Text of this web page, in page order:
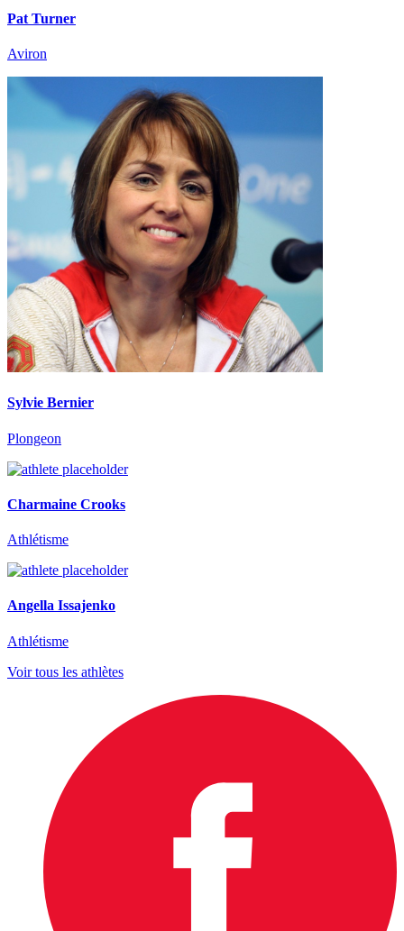
Pat Turner
Aviron
Sylvie Bernier
Plongeon
Charmaine Crooks
Athlétisme
Angella Issajenko
Athlétisme
Voir tous les athlètes